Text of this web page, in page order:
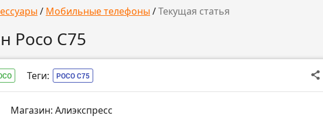
/ Мобильные телефоны /Текущая статья
Poco C75
Теги: POCO C75
Магазин: Алиэкспресс